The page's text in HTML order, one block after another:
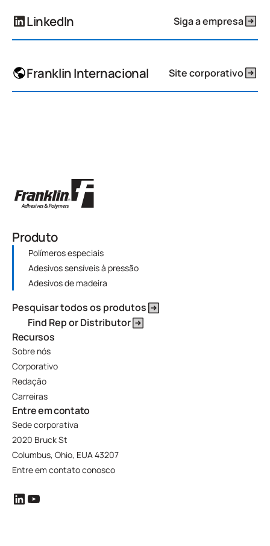
LinkedIn Siga a empresa
Franklin Internacional Site corporativo
Produto
Polímeros especiais
Adesivos sensíveis à pressão
Adesivos de madeira
Pesquisar todos os produtos
Find Rep or Distributor
Recursos
Sobre nós
Corporativo
Redação
Carreiras
Entre em contato
Sede corporativa
2020 Bruck St
Columbus, Ohio, EUA 43207
Entre em contato conosco